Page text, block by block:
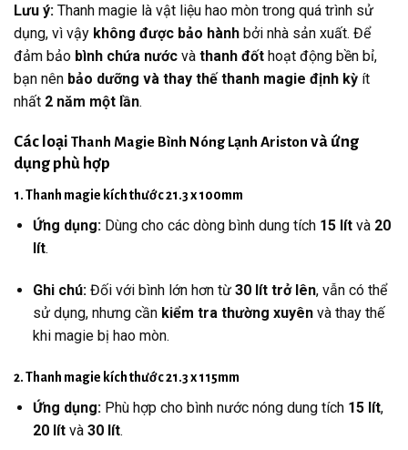
Lưu ý: Thanh magie là vật liệu hao mòn trong quá trình sử
dụng, vì vậy không được bảo hành bởi nhà sản xuất. Để
đảm bảo bình chứa nước và thanh đốt hoạt động bền bỉ,
bạn nên bảo dưỡng và thay thế thanh magie định kỳ ít
nhất 2 năm một lần.
Các loại Thanh Magie Bình Nóng Lạnh Ariston và ứng
dụng phù hợp
1. Thanh magie kích thước 21.3 x 100mm
Ứng dụng:Dùng cho các dòng bình dung tích 15 lítvà 20
lít.
Ghi chú:Đối với bình lớn hơn từ 30 lít trở lên, vẫn có thể
sử dụng, nhưng cần kiểm tra thường xuyênvà thay thế
khi magie bị hao mòn.
2. Thanh magie kích thước 21.3 x 115mm
Ứng dụng:Phù hợp cho bình nước nóng dung tích 15 lít,
20 lítvà 30 lít.